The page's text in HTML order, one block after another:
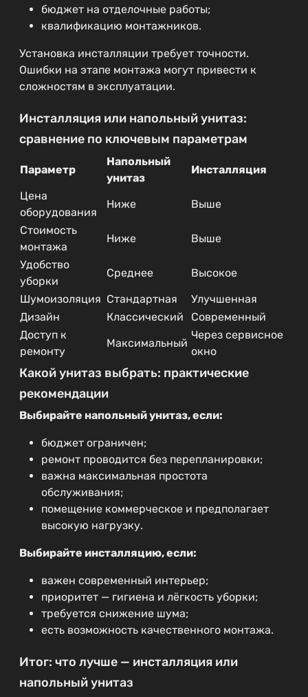
бюджет на отделочные работы;
квалификацию монтажников.
Установка инсталляции требует точности.
Ошибки на этапе монтажа могут привести к
сложностям в эксплуатации.
Инсталляция или напольный унитаз:
сравнение по ключевым параметрам
Параметр
Напольный
унитаз
Инсталляция
Цена
оборудования
Ниже
Выше
Стоимость
монтажа
Ниже
Выше
Удобство
уборки
Среднее
Высокое
Шумоизоляция Стандартная
Улучшенная
Дизайн
Классический
Современный
Доступ к
ремонту
Максимальный
Через сервисное
окно
Какой унитаз выбрать: практические
рекомендации
Выбирайте напольный унитаз, если:
бюджет ограничен;
ремонт проводится без перепланировки;
важна максимальная простота
обслуживания;
помещение коммерческое и предполагает
высокую нагрузку.
Выбирайте инсталляцию, если:
важен современный интерьер;
приоритет — гигиена и лёгкость уборки;
требуется снижение шума;
есть возможность качественного монтажа.
Итог: что лучше — инсталляция или
напольный унитаз